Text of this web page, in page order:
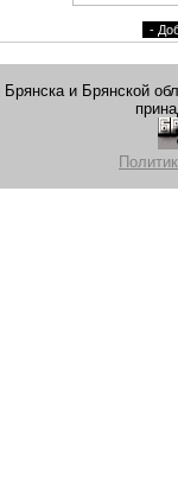
и Брянской